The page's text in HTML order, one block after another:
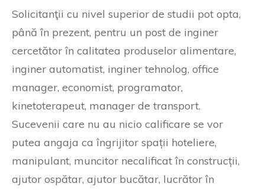
Solicitanţii cu nivel superior de studii pot opta,
până în prezent, pentru un post de inginer
cercetător în calitatea produselor alimentare,
inginer automatist, inginer tehnolog, office
manager, economist, programator,
kinetoterapeut, manager de transport.
Sucevenii care nu au nicio calificare se vor
putea angaja ca îngrijitor spații hoteliere,
manipulant, muncitor necalificat în construcții,
ajutor ospătar, ajutor bucătar, lucrător în